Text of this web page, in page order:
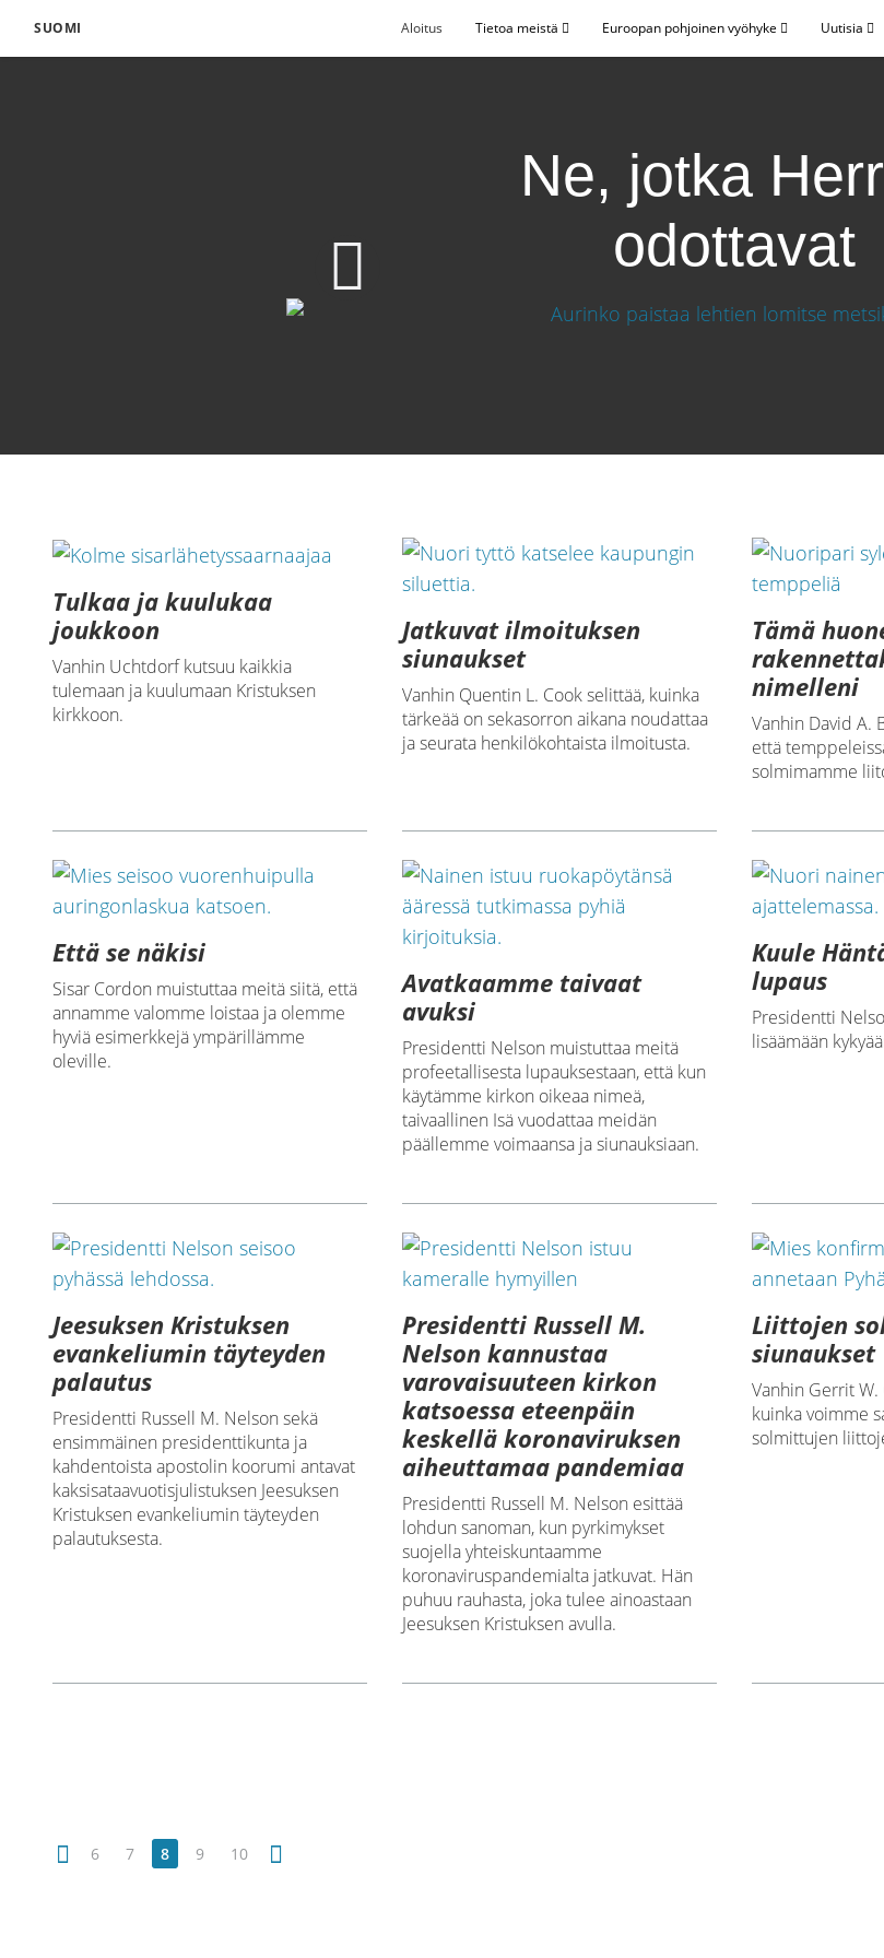
SUOMI Aloitus Tietoa meistä Euroopan pohjoinen vyöhyke Uutisia
Ne, jotka
odottavat
Tulkaa ja kuulukaa
joukkoon
Vanhin Uchtdorf kutsuu kaikkia
tulemaan ja kuulumaan Kristuksen
kirkkoon.
Jatkuvat ilmoituksen
siunaukset
Vanhin Quentin L. Cook selittää, kuinka
tärkeää on sekasorron aikana noudattaa
ja seurata henkilökohtaista ilmoitusta.
Tämä
nimelleni
Vanhin David A.
että
solmimamme
Että se näkisi
Sisar Cordon muistuttaa meitä siitä, että
annamme valomme loistaa ja olemme
hyviä esimerkkejä ympärillämme
oleville.
Avatkaamme taivaat
avuksi
Presidentti Nelson muistuttaa meitä
profeetallisesta lupauksestaan, että kun
käytämme kirkon oikeaa nimeä,
taivaallinen Isä vuodattaa meidän
päällemme voimaansa ja siunauksiaan.
Kuule
lupaus
Presidentti
lisäämään
Jeesuksen Kristuksen
evankeliumin täyteyden
palautus
Presidentti Russell M. Nelson sekä
ensimmäinen presidenttikunta ja
kahdentoista apostolin koorumi antavat
kaksisataavuotisjulistuksen Jeesuksen
Kristuksen evankeliumin täyteyden
palautuksesta.
Presidentti Russell M.
Nelson kannustaa
varovaisuuteen kirkon
katsoessa eteenpäin
keskellä koronaviruksen
aiheuttamaa pandemiaa
Presidentti Russell M. Nelson esittää
lohdun sanoman, kun pyrkimykset
suojella yhteiskuntaamme
koronaviruspandemialta jatkuvat. Hän
puhuu rauhasta, joka tulee ainoastaan
Jeesuksen Kristuksen avulla.
Liittojen
siunaukset
Vanhin Gerrit
kuinka voimme
solmittujen
6 7 8 9 10